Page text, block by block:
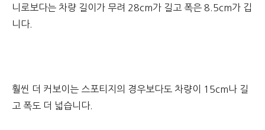
니로보다는 차량 길이가 무려 28cm가 길고 폭은 8.5cm가 깁
니다.
훨씬 더 커보이는 스포티지의 경우보다도 차량이 15cm나 길
고 폭도 더 넓습니다.